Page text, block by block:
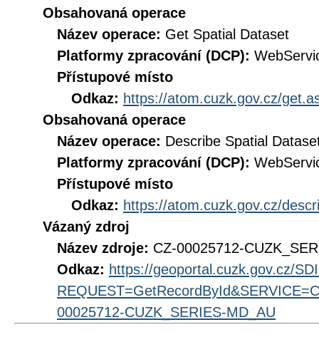
Obsahovaná operace
Název operace: Get Spatial Dataset
Platformy zpracování (DCP):
Přístupové místo
Odkaz: https://atom.cuzk.gov.cz/
Obsahovaná operace
Název operace: Describe Spatial
Platformy zpracování (DCP):
Přístupové místo
Odkaz: https://atom.cuzk.gov.cz/
Vázaný zdroj
Název zdroje: CZ-00025712-
Odkaz: https://geoportal.cuzk.gov.cz/
00025712-CUZK_SERIES-MD_AU